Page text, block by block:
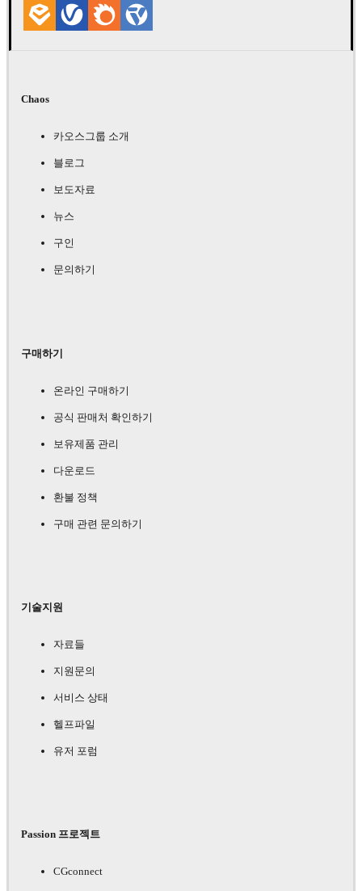
Chaos
카오스그룹 소개
블로그
보도자료
뉴스
구인
문의하기
구매하기
온라인 구매하기
공식 판매처 확인하기
보유제품 관리
다운로드
환불 정책
구매 관련 문의하기
기술지원
자료들
지원문의
서비스 상태
헬프파일
유저 포럼
Passion 프로젝트
CGconnect